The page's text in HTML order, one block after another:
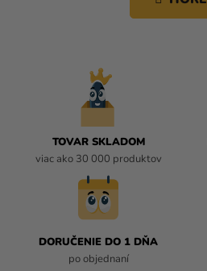
Á
o
TOVAR SKLADOM
viac ako 30 000 produktov
DORUČENIE DO 1 DŇA
po objednaní